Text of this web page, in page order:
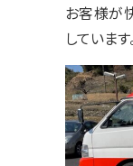
お客様が
しています